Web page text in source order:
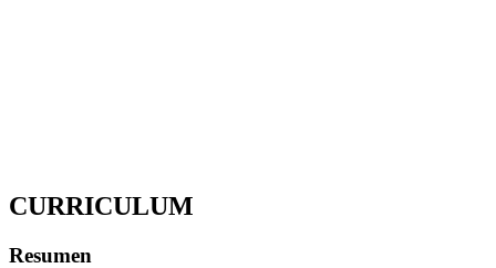
CURRICULUM
Resumen